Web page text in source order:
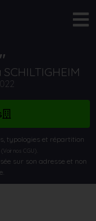
typologies et répartition
(Voir nos CGU)
sur son adresse et non